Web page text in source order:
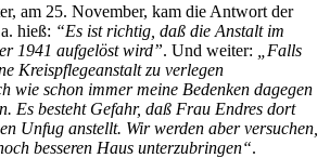
am 25. November, kam die Antwort der
hieß: “Es ist richtig, daß die Anstalt im
1941 aufgelöst wird”. Und weiter:
„Falls
Kreispflegeanstalt zu verlegen
wie schon immer meine Bedenken dagegen
Es besteht Gefahr, daß Frau Endres dort
Unfug anstellt. Wir werden aber versuchen,
besseren Haus unterzubringen“.